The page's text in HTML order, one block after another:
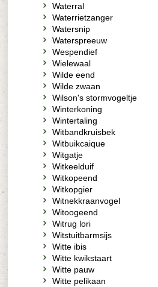
Waterral
Waterrietzanger
Watersnip
Waterspreeuw
Wespendief
Wielewaal
Wilde eend
Wilde zwaan
Wilson's stormvogeltje
Winterkoning
Wintertaling
Witbandkruisbek
Witbuikcaique
Witgatje
Witkeelduif
Witkopeend
Witkopgier
Witnekkraanvogel
Witoogeend
Witrug lori
Witstuitbarmsijs
Witte ibis
Witte kwikstaart
Witte pauw
Witte pelikaan